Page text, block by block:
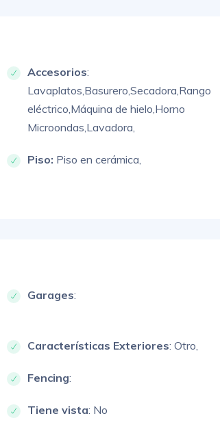
Accesorios:
Lavaplatos, Basurero, Secadora, Rango
eléctrico, Máquina de hielo, Horno
Microondas, Lavadora,
Piso: Piso en cerámica,
Garages:
Características Exteriores: Otro,
Fencing:
Tiene vista: No